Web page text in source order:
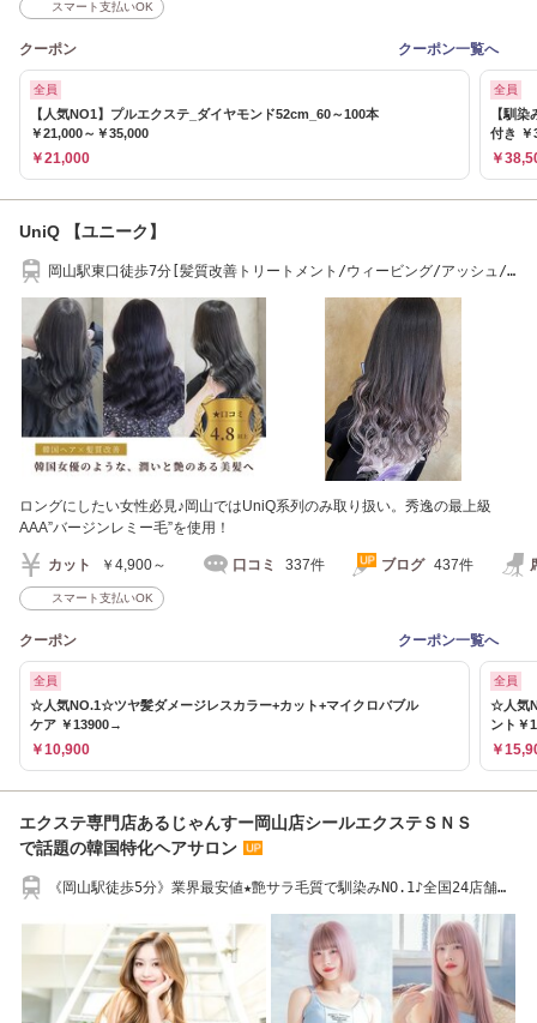
スマート支払いOK
クーポン クーポン一覧へ
全員
【人気NO1】プルエクステ_ダイヤモンド52cm_60～100本
￥21,000～￥35,000
￥21,000
全員
【馴
付き ￥
￥
UniQ 【ユニーク】
岡山駅東口徒歩7分[髪質改善トリートメント/ウィービング/アッシュ/
ロングにしたい女性必見♪岡山ではUniQ系列のみ取り扱い。秀逸の最上級
AAA”バージンレミー毛”を使用！
カット ￥4,900～ 口コミ 337件 ブログ 437件
スマート支払いOK
クーポン クーポン一覧へ
全員
☆人気NO.1☆ツヤ髪ダメージレスカラー+カット+マイクロバブル
ケア ￥13900→
￥10,900
全員
☆人気
ント￥
￥
エクステ専門店あるじゃんすー岡山店シールエクステＳＮＳ
で話題の韓国特化ヘアサロン
《岡山駅徒歩5分》業界最安値★艶サラ毛質で馴染みNO.1♪全国24店舗人